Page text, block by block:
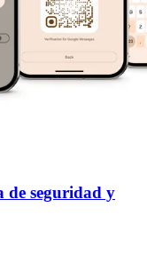
de seguridad y